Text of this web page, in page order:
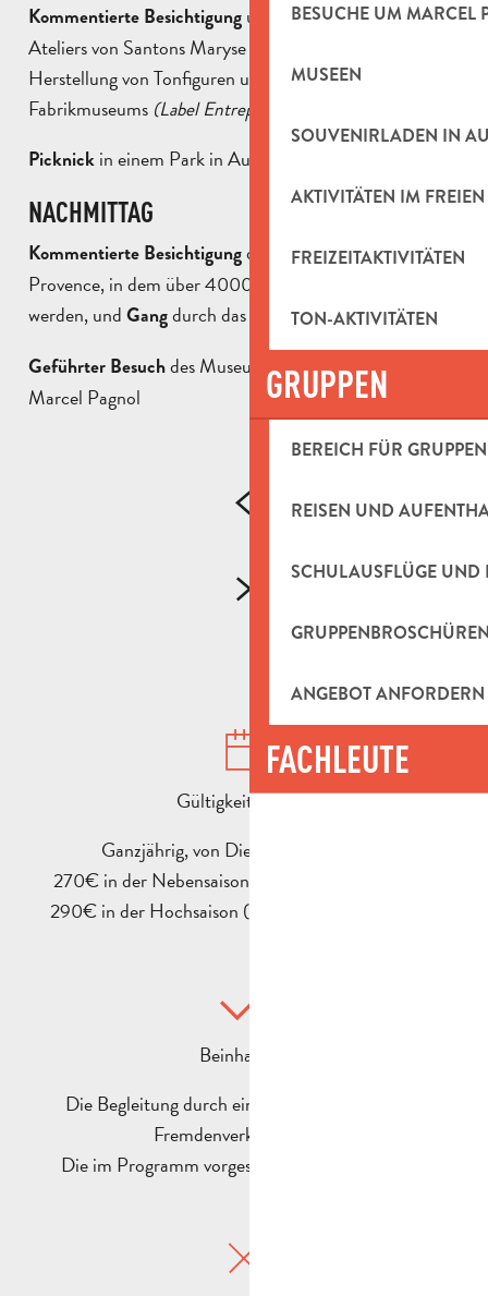
BESUCHE UM MARCEL
MUSEEN
SOUVENIRLADEN IN
AKTIVITÄTEN IM FREIEN
FREIZEITAKTIVITÄTEN
TON-AKTIVITÄTEN
GRUPPEN
BEREICH FÜR GRUPPEN
REISEN UND
SCHULAUSFLÜGE UND
ANGEBOT ANFORDERN
FACHLEUTE
Kommentierte Besichtigung und Entdeckung des
Ateliers von Santons Maryse Di Landro, Vorführung der
Herstellung von Tonfiguren und Besuch des
Fabrikmuseums (Label Entreprise du Patrimoine Vivant).
Picknick in einem Park in Aubagne.
NACHMITTAG
Kommentierte Besichtigungdes Village des Santons en
Provence, in dem über 4000 Santons in Szene gesetzt
werden, undGangdurch das historische Zentrum.
Geführter Besuchdes Museums le Petit Monde de
Marcel Pagnol
Gültigkeitsdauer :
Ganzjährig, von Dienstag bis Samstag
270€ in der Nebensaison (von Oktober bis März)
290€ in der Hochsaison (von April bis September)
Beinhaltet :
Die Begleitung durch einen Fremdenführer des
Fremdenverkehrsamtes.
Die im Programm vorgesehenen Besichtigungen